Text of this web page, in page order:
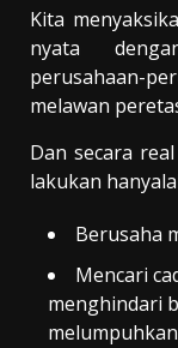
Kita
nyata
perusahaan-
melawan
Dan secara
lakukan
Berusaha
Mencari
menghindari